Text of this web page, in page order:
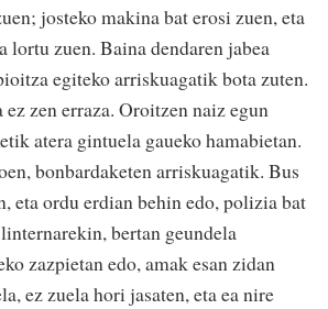
josteko makina bat erosi zuen, eta
lortu zuen. Baina dendaren jabea
egiteko arriskuagatik bota zuten.
zen erraza. Oroitzen naiz egun
atera gintuela gaueko hamabietan.
bonbardaketen arriskuagatik. Bus
eta ordu erdian behin edo, polizia bat
bertan geundela
zazpietan edo, amak esan zidan
ez zuela hori jasaten, eta ea nire